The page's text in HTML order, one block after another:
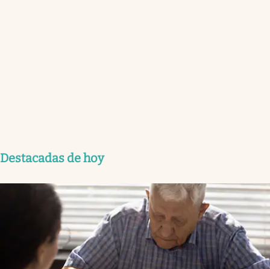
Destacadas de hoy